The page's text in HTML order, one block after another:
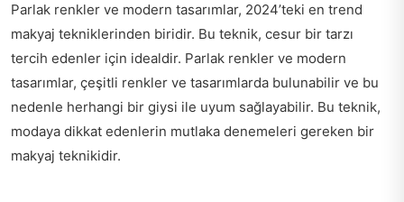
Parlak renkler ve modern tasarımlar, 2024’teki en trend
makyaj tekniklerinden biridir. Bu teknik, cesur bir tarzı
tercih edenler için idealdir. Parlak renkler ve modern
tasarımlar, çeşitli renkler ve tasarımlarda bulunabilir ve bu
nedenle herhangi bir giysi ile uyum sağlayabilir. Bu teknik,
modaya dikkat edenlerin mutlaka denemeleri gereken bir
makyaj teknikidir.